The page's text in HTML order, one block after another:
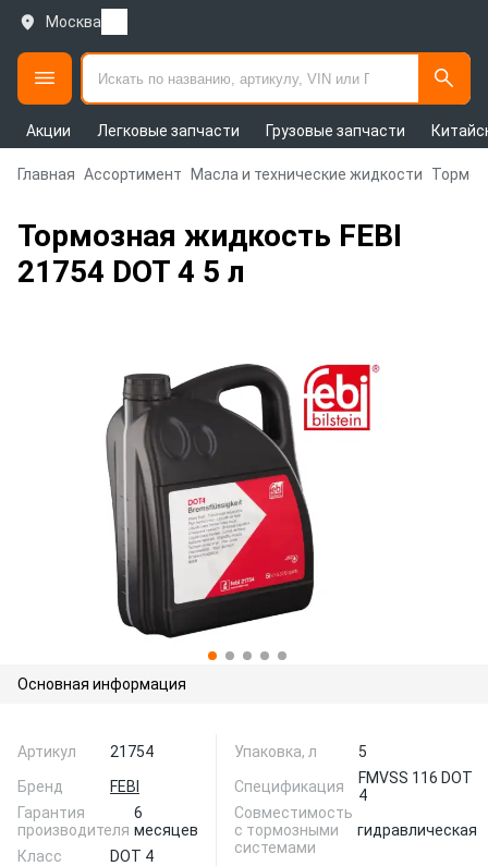
Москва
Акции Легковые запчасти Грузовые запчасти
Главная Ассортимент Масла и технические жидкости
Тормозная жидкость FEBI
21754 DOT 4 5 л
Основная информация
Артикул
21754
Бренд
FEBI
Гарантия
производителя
6
месяцев
Класс
DOT 4
Упаковка, л
5
Спецификация
FMVSS 116 DOT
4
Совместимость
с тормозными
системами
гидравлическая